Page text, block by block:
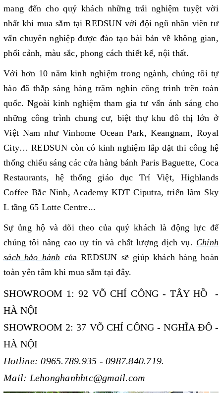
mang đến cho quý khách những trải nghiệm tuyệt vời
nhất khi mua sắm tại REDSUN với đội ngũ nhân viên tư
vấn chuyên nghiệp được đào tạo bài bản về không gian,
phối cảnh, màu sắc, phong cách thiết kế, nội thất.
Với hơn 10 năm kinh nghiệm trong ngành, chúng tôi tự
hào đã thắp sáng hàng trăm nghìn công trình trên toàn
quốc. Ngoài kinh nghiệm tham gia tư vấn ánh sáng cho
những công trình chung cư, biệt thự khu đô thị lớn ở
Việt Nam như Vinhome Ocean Park, Keangnam, Royal
City… REDSUN còn có kinh nghiệm lắp đặt thi công hệ
thống chiếu sáng các cửa hàng bánh Paris Baguette, Coca
Restaurants, hệ thống giáo dục Trí Việt, Highlands
Coffee Bắc Ninh, Academy KĐT Ciputra, triển lãm Sky
L tầng 65 Lotte Centre...
Sự ủng hộ và dõi theo của quý khách là động lực để
chúng tôi nâng cao uy tín và chất lượng dịch vụ. Chính
sách bảo hành của REDSUN sẽ giúp khách hàng hoàn
toàn yên tâm khi mua sắm tại đây.
SHOWROOM 1: 92 VÕ CHÍ CÔNG - TÂY HỒ -
HÀ NỘI
SHOWROOM 2: 37 VÕ CHÍ CÔNG - NGHĨA ĐÔ -
HÀ NỘI
Hotline: 0965.789.935 - 0987.840.719.
Mail: Lehonghanhhtc@gmail.com